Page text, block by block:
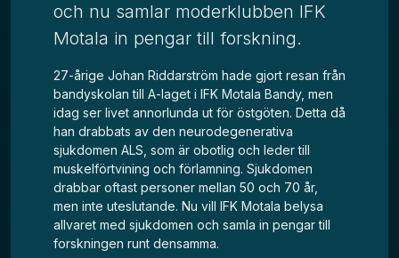
och nu samlar moderklubben IFK
Motala in pengar till forskning.
27-årige Johan Riddarström hade gjort resan från
bandyskolan till A-laget i IFK Motala Bandy, men
idag ser livet annorlunda ut för östgöten. Detta då
han drabbats av den neurodegenerativa
sjukdomen ALS , som är obotlig och leder till
muskelförtvining och förlamning. Sjukdomen
drabbar oftast personer mellan 50 och 70 år,
men inte uteslutande. Nu vill IFK Motala belysa
allvaret med sjukdomen och samla in pengar till
forskningen runt densamma.